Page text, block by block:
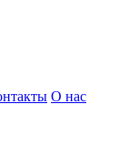
О нас